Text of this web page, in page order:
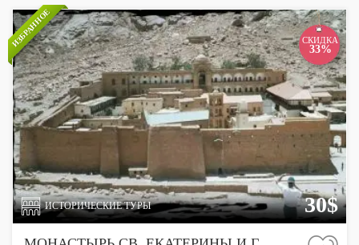
ИЗБРАННОЕ СКИДКА
33%
ИСТОРИЧЕСКИЕ ТУРЫ 30$